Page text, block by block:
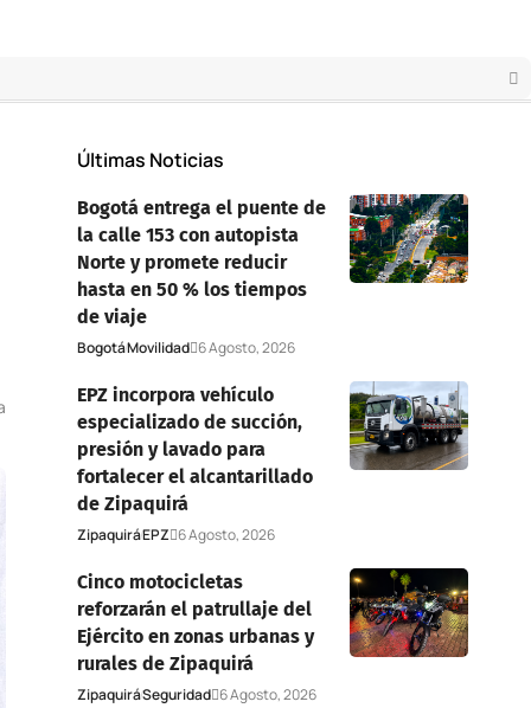
Últimas Noticias
Bogotá entrega el puente de
la calle 153 con autopista
Norte y promete reducir
hasta en 50 % los tiempos
de viaje
BogotáMovilidad 6 Agosto, 2026
EPZ incorpora vehículo
especializado de succión,
presión y lavado para
fortalecer el alcantarillado
de Zipaquirá
ZipaquiráEPZ 6 Agosto, 2026
Cinco motocicletas
reforzarán el patrullaje del
Ejército en zonas urbanas y
rurales de Zipaquirá
ZipaquiráSeguridad 6 Agosto, 2026